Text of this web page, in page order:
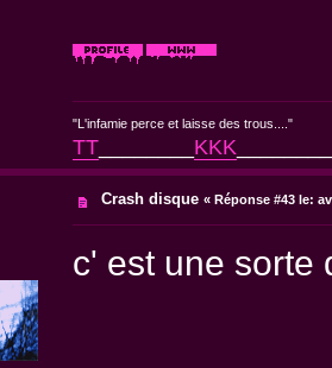
"L'infamie perce et laisse des trous...."
TT________ KKK________
Crash disque «Réponse #43 le:
c' est une sorte